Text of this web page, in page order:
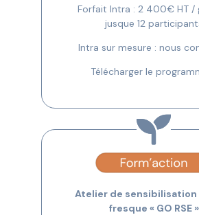
Forfait Intra : 2 400€ HT /
jusque 12
Intra sur mesure : nous
Télécharger le
Atelier de
fresque « GO RSE »